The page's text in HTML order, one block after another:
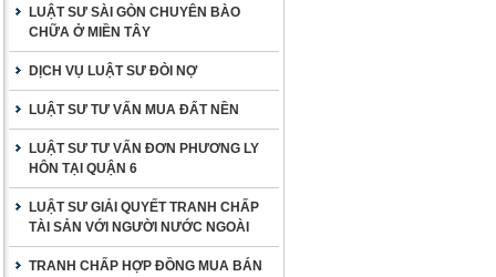
LUẬT SƯ SÀI GÒN CHUYÊN BÀO
CHỮA Ở MIỀN TÂY
DỊCH VỤ LUẬT SƯ ĐÒI NỢ
LUẬT SƯ TƯ VẤN MUA ĐẤT NỀN
LUẬT SƯ TƯ VẤN ĐƠN PHƯƠNG LY
HÔN TẠI QUẬN 6
LUẬT SƯ GIẢI QUYẾT TRANH CHẤP
TÀI SẢN VỚI NGƯỜI NƯỚC NGOÀI
TRANH CHẤP HỢP ĐỒNG MUA BÁN